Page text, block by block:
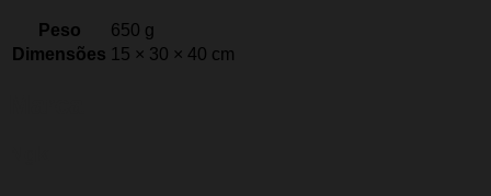
Peso
650 g
Dimensões 15 × 30 × 40 cm